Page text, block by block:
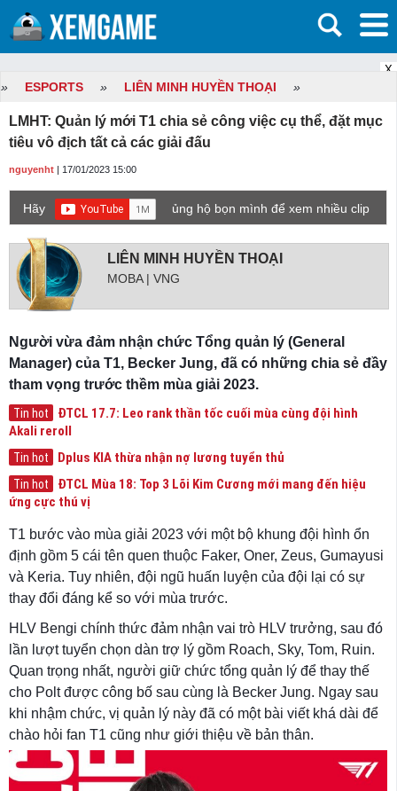
X
» ESPORTS » LIÊN MINH HUYỀN THOẠI »
LMHT: Quản lý mới T1 chia sẻ công việc cụ thể, đặt mục
tiêu vô địch tất cả các giải đấu
nguyenht | 17/01/2023 15:00
Hãy
ủng hộ bọn mình để xem nhiều clip
LIÊN MINH HUYỀN THOẠI
MOBA | VNG
Người vừa đảm nhận chức Tổng quản lý (General
Manager) của T1, Becker Jung, đã có những chia sẻ đầy
tham vọng trước thềm mùa giải 2023.
Tin hot
ĐTCL 17.7: Leo rank thần tốc cuối mùa cùng đội hình
Akali reroll
Tin hot Dplus KIA thừa nhận nợ lương tuyển thủ
Tin hot
ĐTCL Mùa 18: Top 3 Lõi Kim Cương mới mang đến hiệu
ứng cực thú vị
T1 bước vào mùa giải 2023 với một bộ khung đội hình ổn
định gồm 5 cái tên quen thuộc Faker, Oner, Zeus, Gumayusi
và Keria. Tuy nhiên, đội ngũ huấn luyện của đội lại có sự
thay đổi đáng kể so với mùa trước.
HLV Bengi chính thức đảm nhận vai trò HLV trưởng, sau đó
lần lượt tuyển chọn dàn trợ lý gồm Roach, Sky, Tom, Ruin.
Quan trọng nhất, người giữ chức tổng quản lý để thay thế
cho Polt được công bố sau cùng là Becker Jung. Ngay sau
khi nhậm chức, vị quản lý này đã có một bài viết khá dài để
chào hỏi fan T1 cũng như giới thiệu về bản thân.